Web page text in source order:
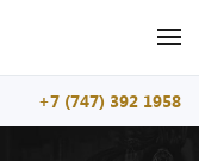
+7 (747) 392 1958